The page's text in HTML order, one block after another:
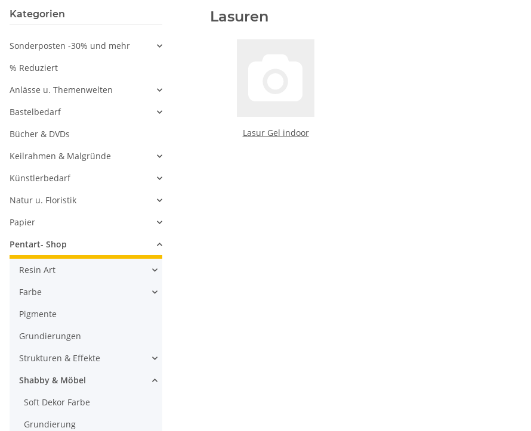
Lasuren
Lasur Gel indoor
Kategorien
Sonderposten -30% und mehr
% Reduziert
Anlässe u. Themenwelten
Bastelbedarf
Bücher & DVDs
Keilrahmen & Malgründe
Künstlerbedarf
Natur u. Floristik
Papier
Pentart- Shop
Resin Art
Farbe
Pigmente
Grundierungen
Strukturen & Effekte
Shabby & Möbel
Soft Dekor Farbe
Grundierung